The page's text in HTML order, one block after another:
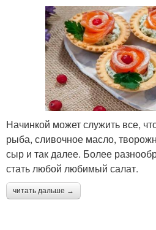
Начинкой может служить все,
рыба, сливочное масло,
сыр и так далее. Более
стать любой любимый салат.
читать дальше →